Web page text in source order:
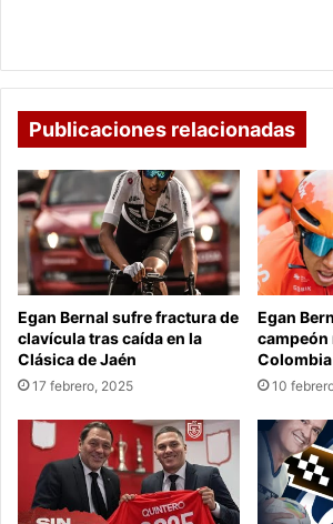
Publicaciones relacionadas
Egan Bernal sufre fractura de
clavícula tras caída en la
Clásica de Jaén
17 febrero, 2025
Egan
campeón
Colombia
10